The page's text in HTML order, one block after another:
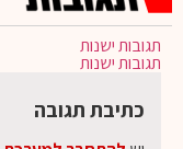
תגובות ישנות
תגובות ישנות
כתיבת תגובה